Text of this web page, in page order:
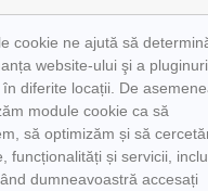
cookie ne ajută să
website-ului şi a
în diferite locații. De
module cookie ca să
să optimizăm și să
funcționalități și servicii,
dumneavoastră accesați